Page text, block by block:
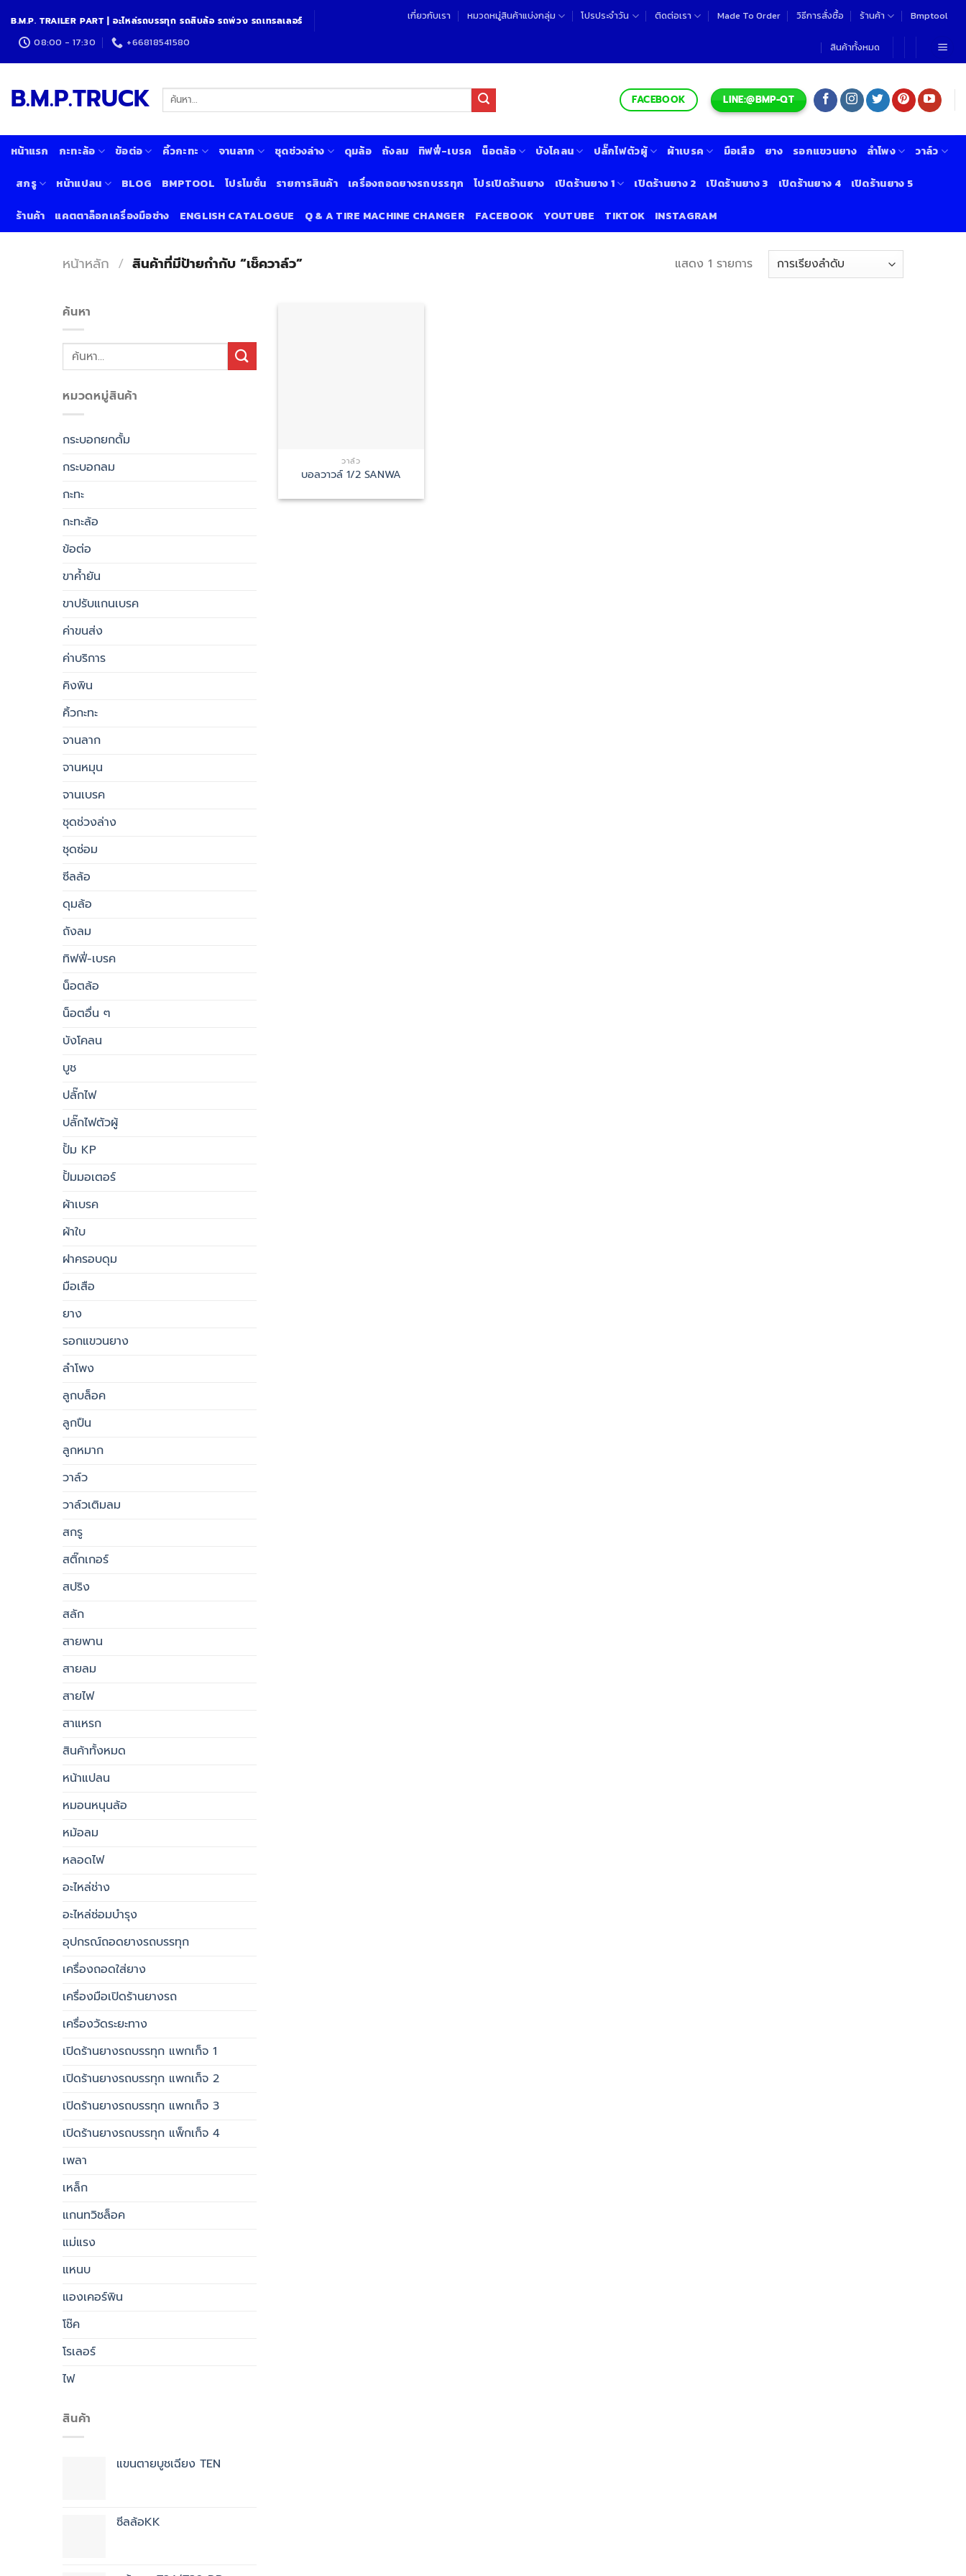
content
B.M.P. TRAILER PART | อะไหล่รถบรรทุก รถสิบล้อ รถพ่วง รถเทรลเลอร์
08:00 - 17:30 +66818541580
เกี่ยวกับเรา หมวดหมู่สินค้าแบ่งกลุ่ม โปรประจำวัน ติดต่อเรา Made To Order วิธีการสั่งซื้อ ร้านค้า Bmptool
สินค้าทั้งหมด
B.M.P.TRUCK ค้นหา: FACEBOOK LINE:@BMP-QT
หน้าแรก กะทะล้อ ข้อต่อ คิ้วกะทะ จานลาก ชุดช่วงล่าง ดุมล้อ ถังลม ทิฟฟี่-เบรค น็อตล้อ บังโคลน ปลั๊กไฟตัวผู้ ผ้าเบรค มือเสือ ยาง รอกแขวนยาง ลำโพง วาล์ว
สกรู หน้าแปลน BLOG BMPTOOL โปรโมชั่น รายการสินค้า เครื่องถอดยางรถบรรทุก โปรเปิดร้านยาง เปิดร้านยาง 1 เปิดร้านยาง 2 เปิดร้านยาง 3 เปิดร้านยาง 4 เปิดร้านยาง 5
ร้านค้า แคตตาล็อกเครื่องมือช่าง ENGLISH CATALOGUE Q & A TIRE MACHINE CHANGER FACEBOOK YOUTUBE TIKTOK INSTAGRAM
หน้าหลัก / สินค้าที่มีป้ายกำกับ “เช็ควาล์ว” แสดง 1 รายการ
ค้นหา
ค้นหา:
หมวดหมู่สินค้า
กระบอกยกดั้ม
กระบอกลม
กะทะ
กะทะล้อ
ข้อต่อ
ขาค้ำยัน
ขาปรับแกนเบรค
ค่าขนส่ง
ค่าบริการ
คิงพิน
คิ้วกะทะ
จานลาก
จานหมุน
จานเบรค
ชุดช่วงล่าง
ชุดซ่อม
ซีลล้อ
ดุมล้อ
ถังลม
ทิฟฟี่-เบรค
น็อตล้อ
น็อตอื่น ๆ
บังโคลน
บูช
ปลั๊กไฟ
ปลั๊กไฟตัวผู้
ปั้ม KP
ปั้มมอเตอร์
ผ้าเบรค
ผ้าใบ
ฝาครอบดุม
มือเสือ
ยาง
รอกแขวนยาง
ลำโพง
ลูกบล็อค
ลูกปืน
ลูกหมาก
วาล์ว
วาล์วเติมลม
สกรู
สติ๊กเกอร์
สปริง
สลัก
สายพาน
สายลม
สายไฟ
สาแหรก
สินค้าทั้งหมด
หน้าแปลน
หมอนหนุนล้อ
หม้อลม
หลอดไฟ
อะไหล่ช่าง
อะไหล่ซ่อมบำรุง
อุปกรณ์ถอดยางรถบรรทุก
เครื่องถอดใส่ยาง
เครื่องมือเปิดร้านยางรถ
เครื่องวัดระยะทาง
เปิดร้านยางรถบรรทุก แพกเก็จ 1
เปิดร้านยางรถบรรทุก แพกเก็จ 2
เปิดร้านยางรถบรรทุก แพกเก็จ 3
เปิดร้านยางรถบรรทุก แพ็กเก็จ 4
เพลา
เหล็ก
แกนทวิชล็อค
แม่แรง
แหนบ
แองเคอร์พิน
โช๊ค
โรเลอร์
ไฟ
สินค้า
แขนตายบูชเฉียง TEN
ซีลล้อKK
วาล์ว
บอลวาวล์ 1/2 SANWA